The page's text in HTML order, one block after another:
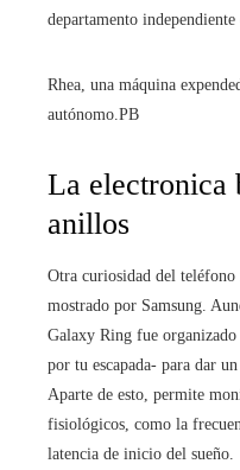
departamento
Rhea, una máquina
autónomo.PB
La electronica
anillos
Otra curiosidad del
mostrado por Samsung.
Galaxy Ring fue
por tu escapada- para dar
Aparte de esto, permite
fisiológicos, como la
latencia de inicio del sueño.